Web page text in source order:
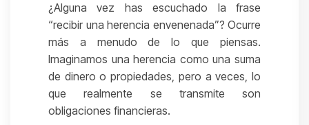
¿Alguna vez has escuchado la frase
“recibir una herencia envenenada”? Ocurre
más a menudo de lo que piensas.
Imaginamos una herencia como una suma
de dinero o propiedades, pero a veces, lo
que realmente se transmite son
obligaciones financieras.